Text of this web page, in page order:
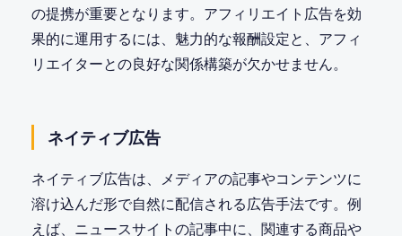
の提携が重要となります。アフィリエイト広告を効
果的に運用するには、魅力的な報酬設定と、アフィ
リエイターとの良好な関係構築が欠かせません。
ネイティブ広告
ネイティブ広告は、メディアの記事やコンテンツに
溶け込んだ形で自然に配信される広告手法です。例
えば、ニュースサイトの記事中に、関連する商品や